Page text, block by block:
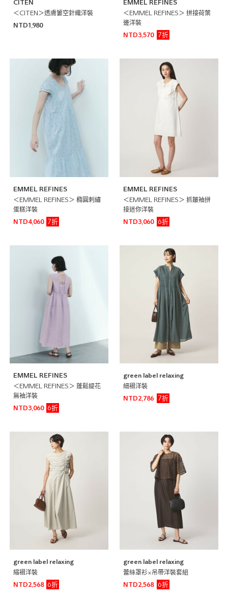
CITEN
＜CITEN＞透膚簍空針織洋裝
NTD1,980
EMMEL REFINES
＜EMMEL REFINES＞ 拼接荷葉
邊洋裝
NTD3,570
7折
EMMEL REFINES
＜EMMEL REFINES＞ 橢圓刺繡
蛋糕洋裝
NTD4,060
7折
EMMEL REFINES
＜EMMEL REFINES＞ 抓皺袖拼
接迷你洋裝
NTD3,060
6折
EMMEL REFINES
＜EMMEL REFINES＞ 蓬鬆緹花
無袖洋裝
NTD3,060
6折
green label relaxing
細褶洋裝
NTD2,786
7折
green label relaxing
縮褶洋裝
NTD2,568
6折
green label relaxing
蕾絲罩衫×吊帶洋裝套組
NTD2,568
6折